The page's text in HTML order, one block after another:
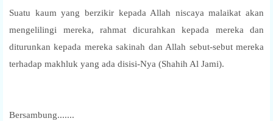
Suatu kaum yang berzikir kepada Allah niscaya malaikat akan
mengelilingi mereka, rahmat dicurahkan kepada mereka dan
diturunkan kepada mereka sakinah dan Allah sebut-sebut mereka
terhadap makhluk yang ada disisi-Nya (Shahih Al Jami).
Bersambung.......